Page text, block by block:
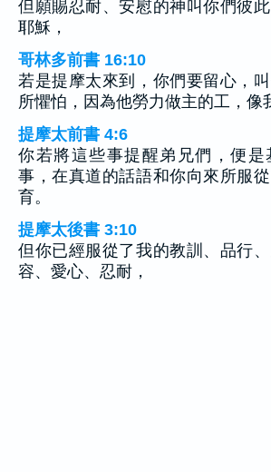
但願賜忍耐、安慰的神叫你們彼
耶穌，
哥林多前書 16:10
若是提摩太來到，你們要留心，
所懼怕，因為他勞力做主的工，像
提摩太前書 4:6
你若將這些事提醒弟兄們，便是
事，在真道的話語和你向來所服
育。
提摩太後書 3:10
但你已經服從了我的教訓、品行
容、愛心、忍耐，